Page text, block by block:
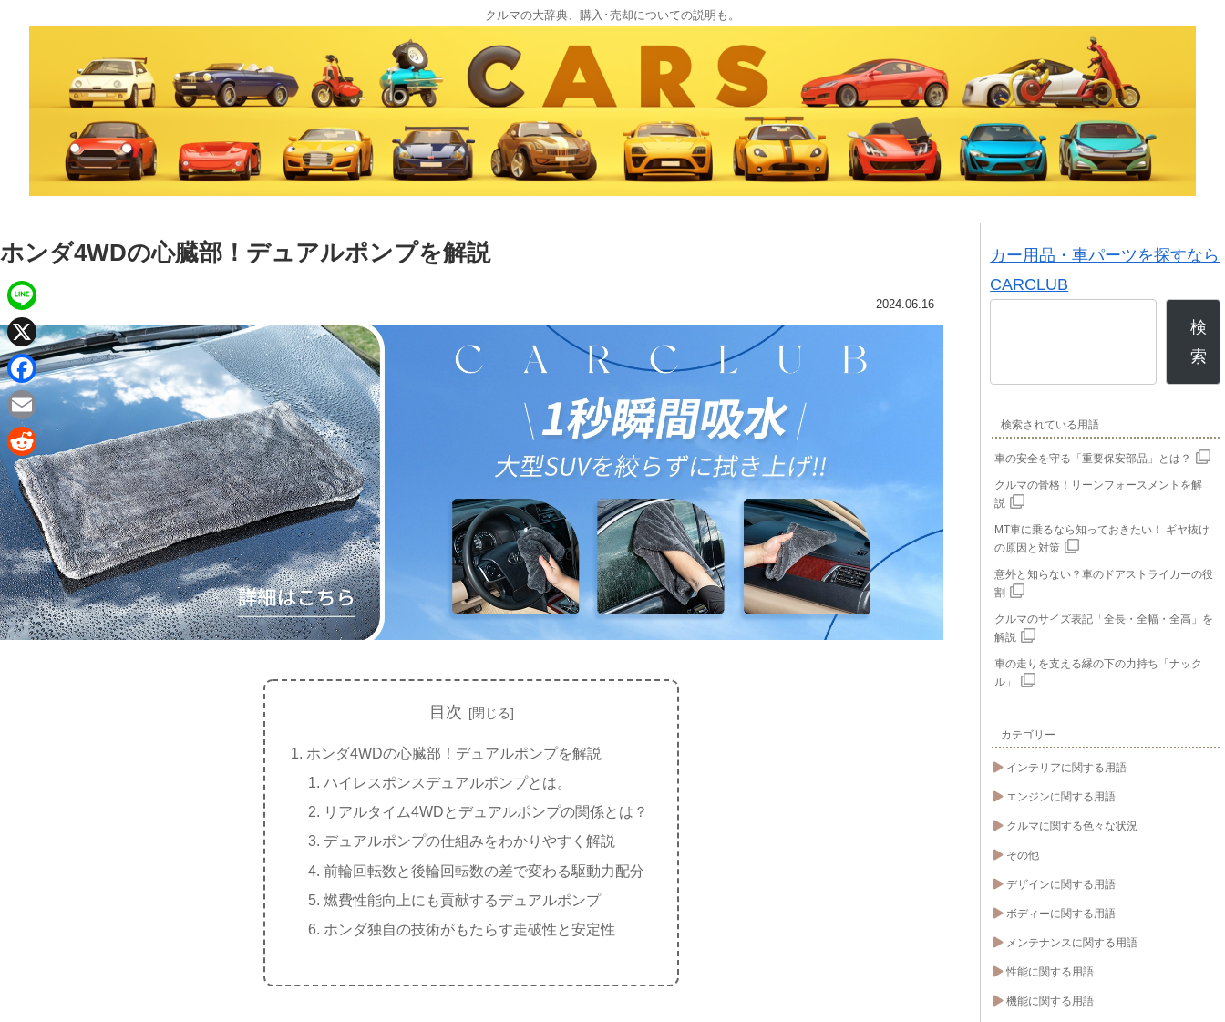
クルマの大辞典、購入･売却についての説明も。
ホンダ4WDの心臓部！デュアルポンプを解説
2024.06.16
目次
ホンダ4WDの心臓部！デュアルポンプを解説
ハイレスポンスデュアルポンプとは。
リアルタイム4WDとデュアルポンプの関係とは？
デュアルポンプの仕組みをわかりやすく解説
前輪回転数と後輪回転数の差で変わる駆動力配分
燃費性能向上にも貢献するデュアルポンプ
ホンダ独自の技術がもたらす走破性と安定性
カー用品・車パーツを探すなら
CARCLUB
検
索
検索されている用語
車の安全を守る「重要保安部品」とは？
クルマの骨格！リーンフォースメントを解
説
MT車に乗るなら知っておきたい！ ギヤ抜け
の原因と対策
意外と知らない？車のドアストライカーの役
割
クルマのサイズ表記「全長・全幅・全高」を
解説
車の走りを支える縁の下の力持ち「ナック
ル」
カテゴリー
インテリアに関する用語
エンジンに関する用語
クルマに関する色々な状況
その他
デザインに関する用語
ボディーに関する用語
メンテナンスに関する用語
性能に関する用語
機能に関する用語
L
i
n
e
X
F
a
c
e
b
o
o
k
E
m
a
i
l
R
e
d
d
i
t